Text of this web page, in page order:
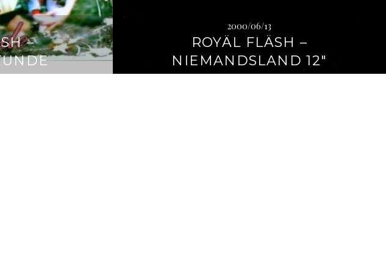
–
2000/06/13
ROYÄL FLÄSH –
NIEMANDSLAND 12″